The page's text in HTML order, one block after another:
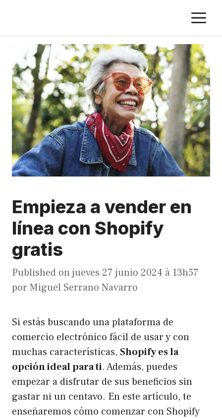
contenido
Empieza a vender en
línea con Shopify
gratis
Published onjueves 27 junio 2024 à 13h57
por Miguel Serrano Navarro
Si estás buscando una plataforma de
comercio electrónico fácil de usar y con
muchas características, Shopify es la
opción ideal para ti. Además, puedes
empezar a disfrutar de sus beneficios sin
gastar ni un centavo. En este artículo, te
enseñaremos cómo comenzar con Shopify